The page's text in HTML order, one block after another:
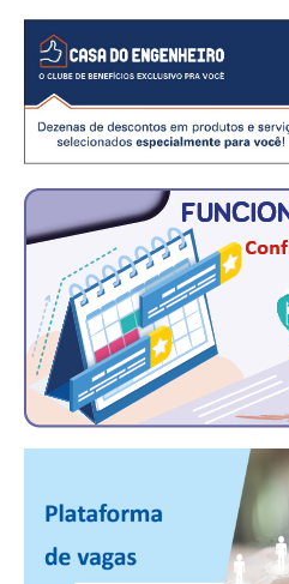
JORNAL DO ENGENHEIRO
AGENDA
NOTÍCIAS NO WHATSAPP
PUBLICAÇÕES
PUBLICIDADE
MANUAL DE REDAÇÃO
RELEASES
CONTATO
CADASTRO